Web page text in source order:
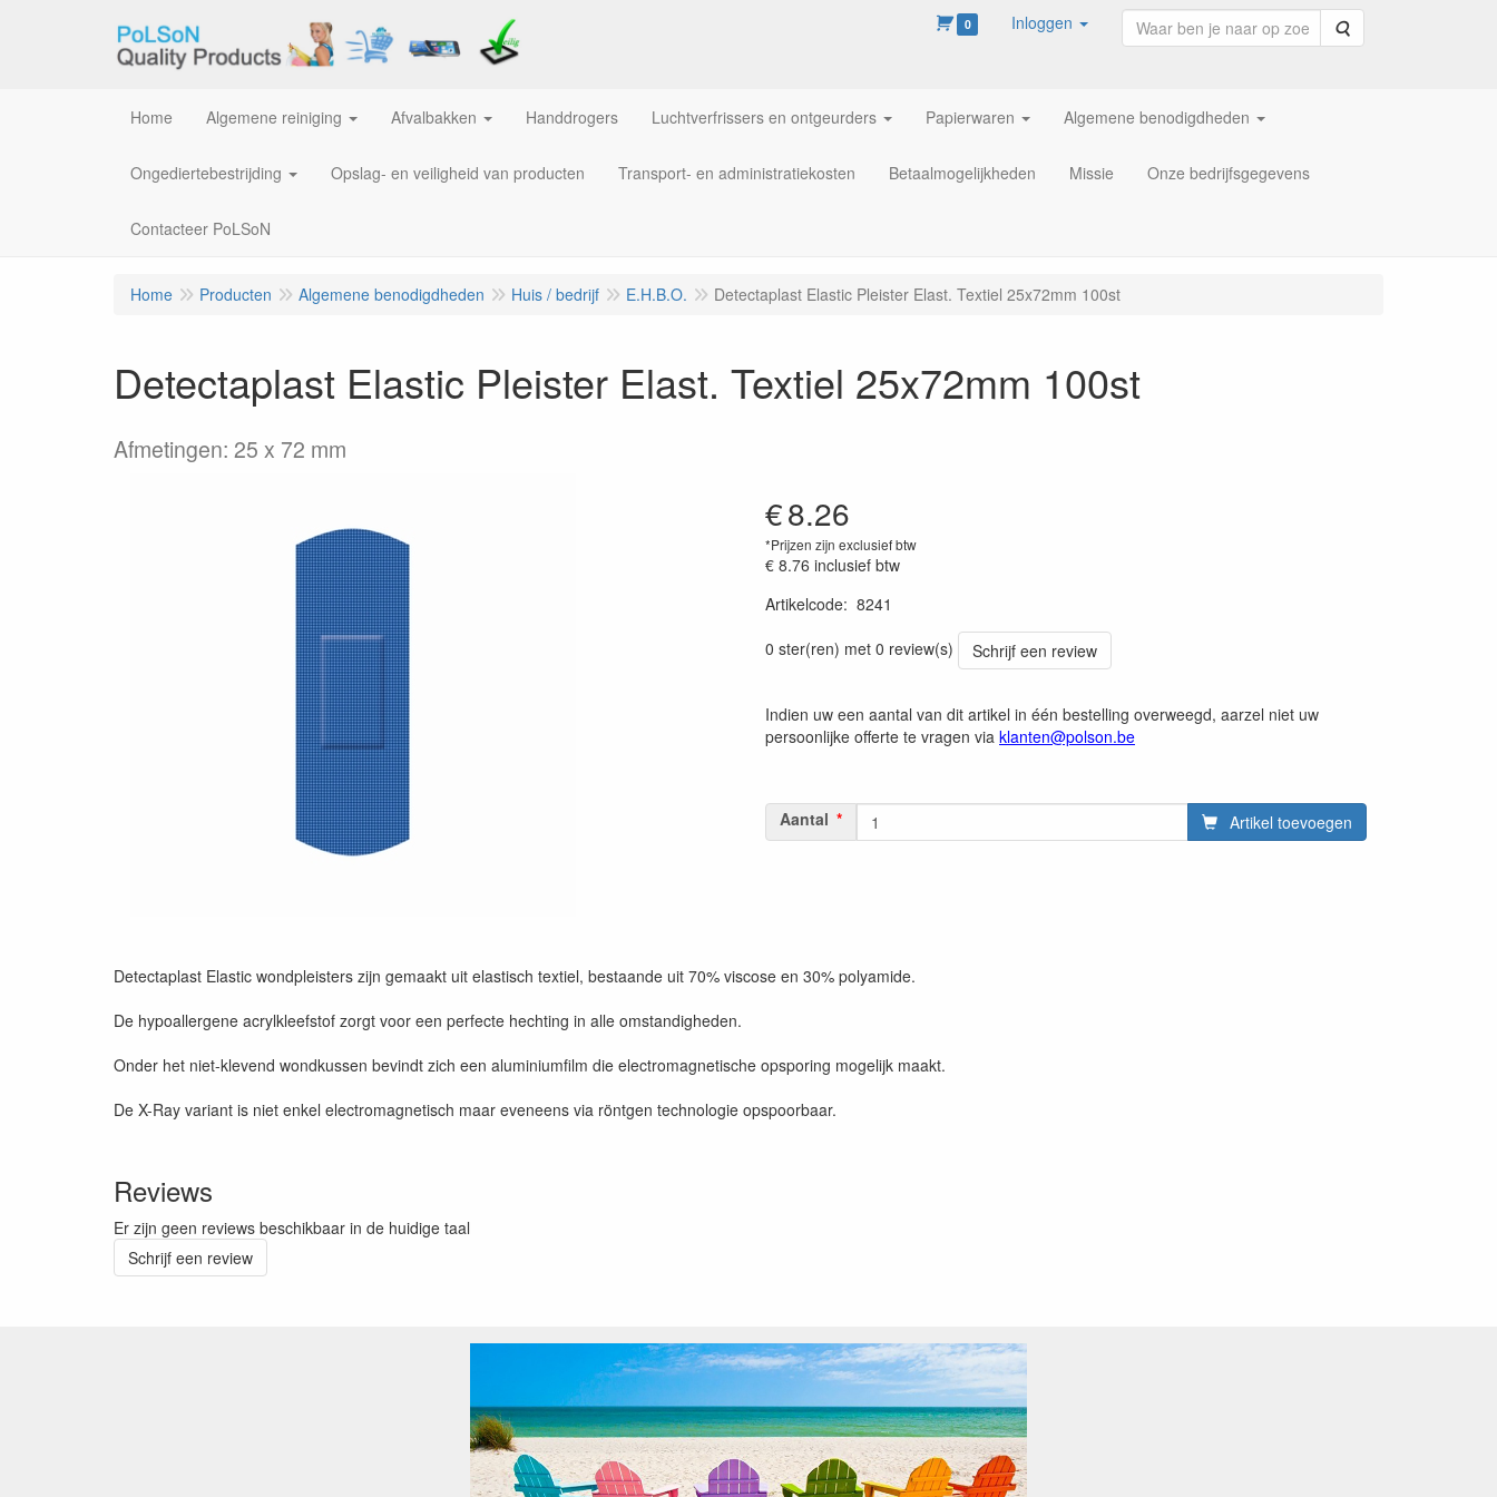
0 Inloggen Zoeken
Home Algemene reiniging Afvalbakken Handdrogers Luchtverfrissers en ontgeurders Papierwaren Algemene benodigdheden
Ongediertebestrijding Opslag- en veiligheid van producten Transport- en administratiekosten Betaalmogelijkheden Missie Onze bedrijfsgegevens
Contacteer PoLSoN
Home Producten Algemene benodigdheden Huis / bedrijf E.H.B.O. Detectaplast Elastic Pleister Elast. Textiel 25x72mm 100st
Detectaplast Elastic Pleister Elast. Textiel 25x72mm 100st
Afmetingen: 25 x 72 mm
€8.26
*Prijzen zijn exclusief btw
€ 8.76 inclusief btw
Artikelcode: 8241
0 ster(ren) met 0 review(s)
Schrijf een review
Indien uw een aantal van dit artikel in één bestelling overweegd, aarzel niet uw
persoonlijke offerte te vragen via klanten@polson.be
Aantal Artikel toevoegen
Detectaplast Elastic wondpleisters zijn gemaakt uit elastisch textiel, bestaande uit 70% viscose en 30% polyamide.
De hypoallergene acrylkleefstof zorgt voor een perfecte hechting in alle omstandigheden.
Onder het niet-klevend wondkussen bevindt zich een aluminiumfilm die electromagnetische opsporing mogelijk maakt.
De X-Ray variant is niet enkel electromagnetisch maar eveneens via röntgen technologie opspoorbaar.
Reviews
Er zijn geen reviews beschikbaar in de huidige taal
Schrijf een review